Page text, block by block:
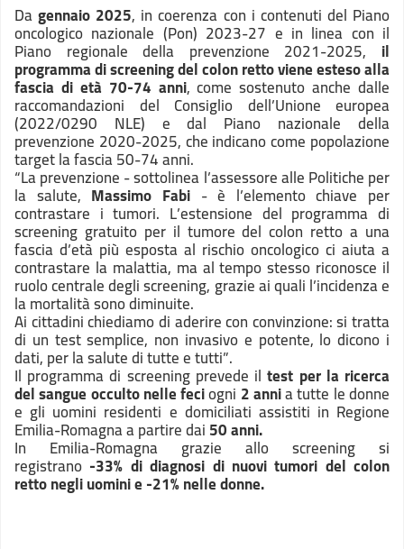
Dagennaio 2025, in coerenza con i contenuti del Piano
oncologico nazionale (Pon) 2023-27 e in linea con il
Piano regionale della prevenzione 2021-2025, il
programma di screening del colon retto viene esteso alla
fascia di età 70-74 anni, come sostenuto anche dalle
raccomandazioni del Consiglio dell’Unione europea
(2022/0290 NLE) e dal Piano nazionale della
prevenzione 2020-2025, che indicano come popolazione
target la fascia 50-74 anni.
“La prevenzione - sottolinea l’assessore alle Politiche per
la salute, Massimo Fabi - è l’elemento chiave per
contrastare i tumori. L’estensione del programma di
screening gratuito per il tumore del colon retto a una
fascia d’età più esposta al rischio oncologico ci aiuta a
contrastare la malattia, ma al tempo stesso riconosce il
ruolo centrale degli screening, grazie ai quali l’incidenza e
la mortalità sono diminuite.
Ai cittadini chiediamo di aderire con convinzione: si tratta
di un test semplice, non invasivo e potente, lo dicono i
dati, per la salute di tutte e tutti”.
Il programma di screening prevede iltest per la ricerca
del sangue occulto nelle feciogni 2 annia tutte le donne
e gli uomini residenti e domiciliati assistiti in Regione
Emilia-Romagna a partire dai50 anni.
In Emilia-Romagna grazie allo screening si
registrano -33% di diagnosi di nuovi tumori del colon
retto negli uomini e-21% nelle donne.